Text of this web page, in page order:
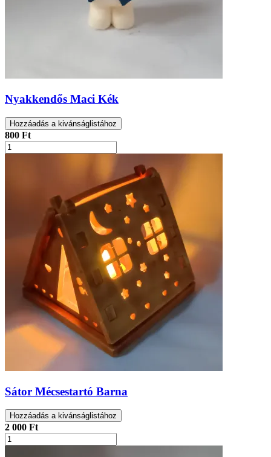
Nyakkendős Maci Kék
Hozzáadás a kivánságlistához
800 Ft
Sátor Mécsestartó Barna
Hozzáadás a kivánságlistához
2 000 Ft